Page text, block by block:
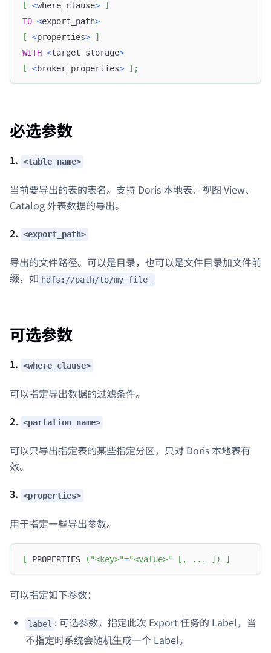
[
<where_clause>
]
TO <export_path>
[
<properties>
]
WITH <target_storage>
[
<broker_properties> ] ;
必选参数
1. <table_name>
当前要导出的表的表名。支持 Doris 本地表、视图 View、
Catalog 外表数据的导出。
2. <export_path>
导出的文件路径。可以是目录，也可以是文件目录加文件前
缀，如 hdfs://path/to/my_file_
可选参数
1. <where_clause>
可以指定导出数据的过滤条件。
2. <partation_name>
可以只导出指定表的某些指定分区，只对 Doris 本地表有
效。
3. <properties>
用于指定一些导出参数。
[ PROPERTIES ( "<key>"="<value>" [ , . . . ] ) ]
可以指定如下参数：
label : 可选参数，指定此次 Export 任务的 Label，当
不指定时系统会随机生成一个 Label。